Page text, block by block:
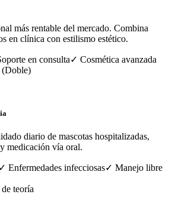
más rentable del mercado. Combina
en clínica con estilismo estético.
en consulta✓ Cosmética avanzada
(Doble)
diario de mascotas hospitalizadas,
medicación vía oral.
✓ Enfermedades infecciosas✓ Manejo libre
teoría